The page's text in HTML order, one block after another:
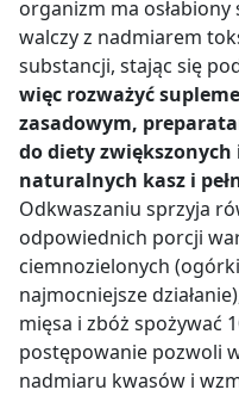
organizm ma
walczy z nadmiarem
substancji, stając się
więc rozważyć
zasadowym,
do diety
naturalnych kasz i
Odkwaszaniu sprzyja
odpowiednich porcji
ciemnozielonych
najmocniejsze
mięsa i zbóż spożywać
postępowanie pozwoli
nadmiaru kwasów i